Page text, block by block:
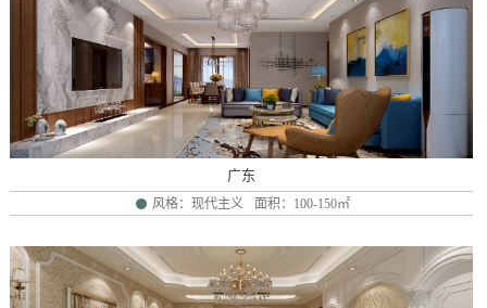
广东
风格：现代主义 面积：100-150㎡